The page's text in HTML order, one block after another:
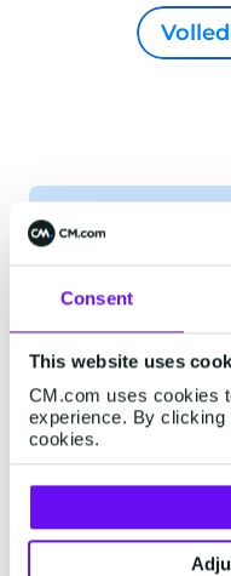
Consent
This website uses
CM.com uses cookies
experience. By clicking
cookies.
Start met
Voornaam*
Achternaam*